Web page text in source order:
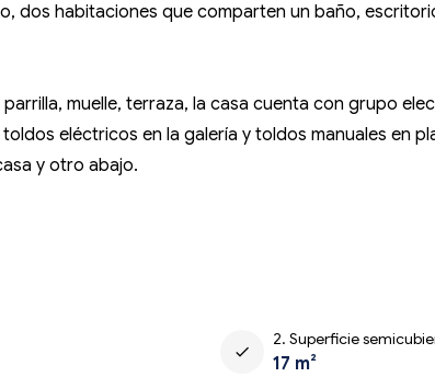
dos habitaciones que comparten un baño,
muelle, terraza, la casa cuenta con grupo
eléctricos en la galería y toldos manuales en
y otro abajo.
check
2. Superficie
17 m²